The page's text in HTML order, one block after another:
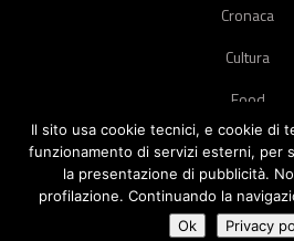
Cronaca
Cultura
Food
Green
Pets
Street Style
Il sito usa cookie tecnici, e cookie di
funzionamento di servizi esterni, per
la presentazione di pubblicità.
profilazione. Continuando la
Ok
Privacy